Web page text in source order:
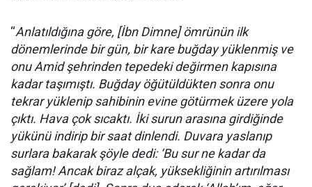
“Anlatıldığına göre, [İbn Dimne] ömrünün ilk
dönemlerinde bir gün, bir kare buğday yüklenmiş ve
onu Amid şehrinden tepedeki değirmen kapısına
kadar taşımıştı. Buğday öğütüldükten sonra onu
tekrar yüklenip sahibinin evine götürmek üzere yola
çıktı. Hava çok sıcaktı. İki surun arasına girdiğinde
yükünü indirip bir saat dinlendi. Duvara yaslanıp
surlara bakarak şöyle dedi: ‘Bu sur ne kadar da
sağlam! Ancak biraz alçak, yüksekliğinin artırılması